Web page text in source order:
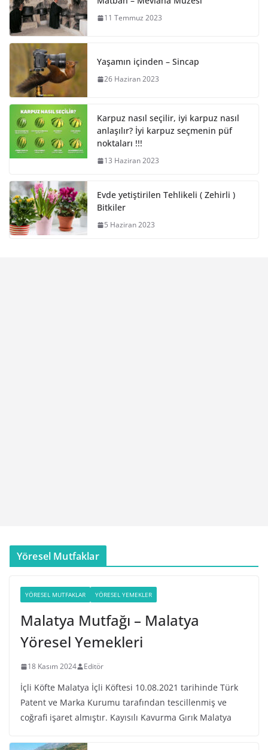
11 Temmuz 2023
Yaşamın içinden – Sincap
26 Haziran 2023
Karpuz nasıl seçilir, iyi karpuz nasıl
anlaşılır? İyi karpuz seçmenin püf
noktaları !!!
13 Haziran 2023
Evde yetiştirilen Tehlikeli ( Zehirli )
Bitkiler
5 Haziran 2023
Yöresel Mutfaklar
YÖRESEL MUTFAKLAR YÖRESEL YEMEKLER
Malatya Mutfağı – Malatya
Yöresel Yemekleri
18 Kasım 2024 Editör
İçli Köfte Malatya İçli Köftesi 10.08.2021 tarihinde Türk
Patent ve Marka Kurumu tarafından tescillenmiş ve
coğrafi işaret almıştır. Kayısılı Kavurma Gırık Malatya